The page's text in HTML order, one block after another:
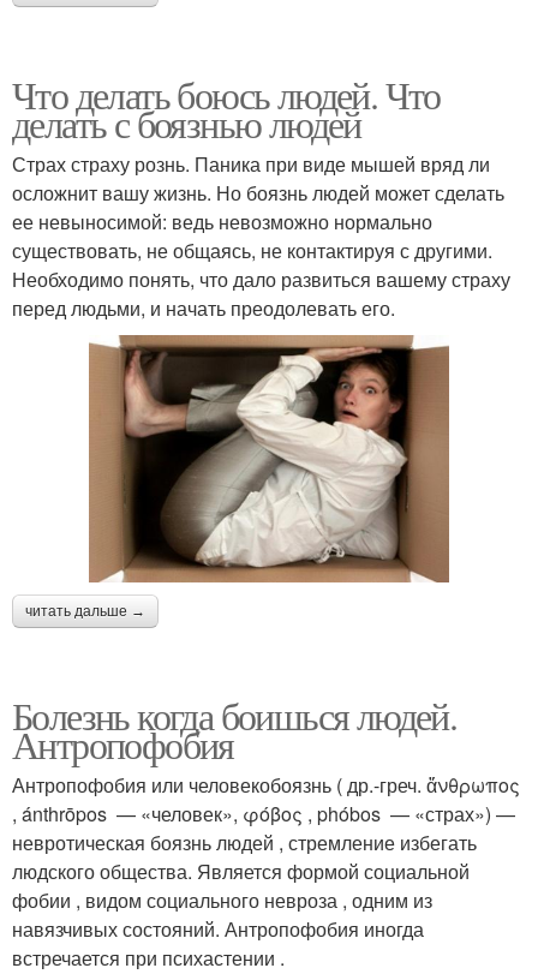
Что делать боюсь людей. Что
делать с боязнью людей
Страх страху рознь. Паника при виде мышей вряд ли
осложнит вашу жизнь. Но боязнь людей может сделать
ее невыносимой: ведь невозможно нормально
существовать, не общаясь, не контактируя с другими.
Необходимо понять, что дало развиться вашему страху
перед людьми, и начать преодолевать его.
читать дальше →
Болезнь когда боишься людей.
Антропофобия
Антропофобия или человекобоязнь ( др.-греч. ἄνθρωπος
, ánthrōpos — «человек», φόβος , phóbos — «страх») —
невротическая боязнь людей , стремление избегать
людского общества. Является формой социальной
фобии , видом социального невроза , одним из
навязчивых состояний. Антропофобия иногда
встречается при психастении .